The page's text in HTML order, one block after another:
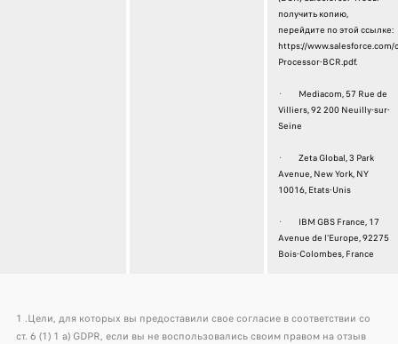
получить копию,
перейдите по этой ссылке:
https://
Processor-BCR.pdf.
· Mediacom, 57 Rue de
Villiers, 92 200 Neuilly-sur-
Seine
· Zeta Global, 3 Park
Avenue, New York, NY
10016, Etats-Unis
· IBM GBS France, 17
Avenue de l'Europe, 92275
Bois-Colombes, France
1 .Цели, для которых вы предоставили свое согласие в соответствии со
ст. 6 (1) 1 a) GDPR, если вы не воспользовались своим правом на отзыв